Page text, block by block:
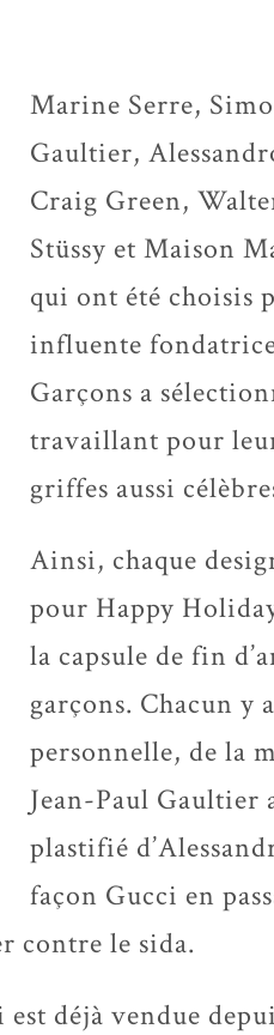
Marine Serre,
Gaultier,
Craig Green,
Stüssy et Maison
qui ont été choisis
influente
Garçons a
travaillant pour
griffes aussi
Ainsi, chaque
pour Happy
la capsule de fin
garçons. Chacun y
personnelle, de la
Jean-Paul Gaultier
plastifié
façon Gucci en
contre le sida.
déjà vendue